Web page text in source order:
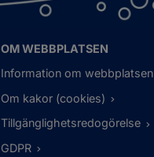
OM WEBBPLATSEN
Information om webbplatsen
Om kakor (cookies)
Tillgänglighetsredogörelse
GDPR